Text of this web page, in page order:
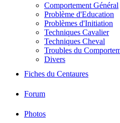
Comportement Général
Problème d'Education
Problèmes d'Initiation
Techniques Cavalier
Techniques Cheval
Troubles du
Divers
Fiches du Centaures
Forum
Photos